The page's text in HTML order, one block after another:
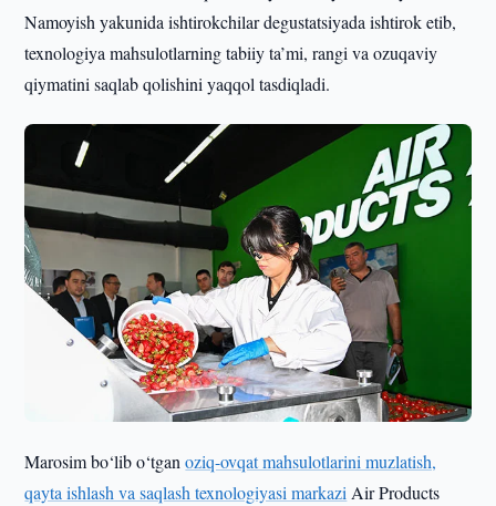
Namoyish yakunida ishtirokchilar degustatsiyada ishtirok etib,
texnologiya mahsulotlarning tabiiy ta’mi, rangi va ozuqaviy
qiymatini saqlab qolishini yaqqol tasdiqladi.
Marosim bo‘lib o‘tganoziq-ovqat mahsulotlarini muzlatish,
qayta ishlash va saqlash texnologiyasi markazi Air Products